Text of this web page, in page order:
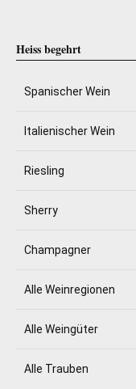
Heiss begehrt
Spanischer Wein
Italienischer Wein
Riesling
Sherry
Champagner
Alle Weinregionen
Alle Weingüter
Alle Trauben